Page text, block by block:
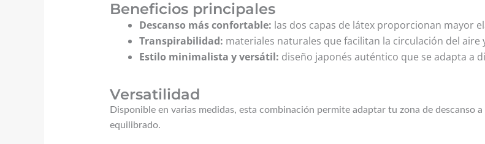
Beneficios principales
Descanso más confortable: las dos capas de látex proporcionan mayor
Transpirabilidad: materiales naturales que facilitan la circulación del
Estilo minimalista y versátil: diseño japonés auténtico que se adapta a
Versatilidad
Disponible en varias medidas, esta combinación permite adaptar tu zona de descanso
equilibrado.